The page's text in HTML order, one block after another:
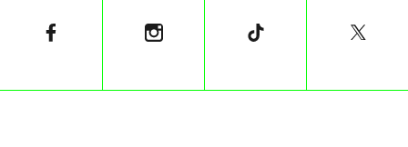
„Swoją porcję mięsa wykorzystałem już na ten